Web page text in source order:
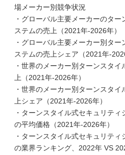
場メーカー別競争状況
・グローバル主要メーカーのタ
ステムの売上（2021年-2026年）
・グローバル主要メーカー別タ
ステムの売上シェア（2021年-
・世界のメーカー別ターンスタ
上（2021年-2026年）
・世界のメーカー別ターンスタ
上シェア（2021年-2026年）
・ターンスタイル式セキュリテ
の平均価格（2021年-2026年）
・ターンスタイル式セキュリテ
の業界ランキング、2022年 VS